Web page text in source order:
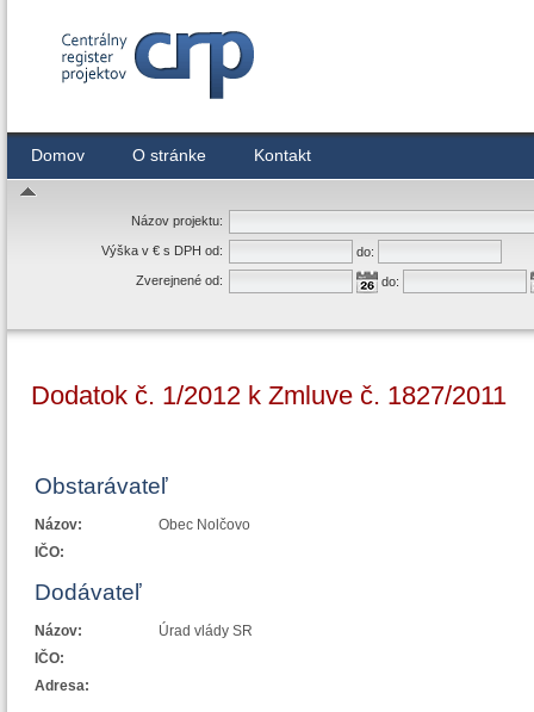
Domov O stránke Kontakt
Názov projektu:
Výška v € s DPH od:
do:
Zverejnené od:
do:
Dodatok č. 1/2012 k Zmluve č. 1827/2011
Obstarávateľ
Názov:
Obec Nolčovo
IČO:
Dodávateľ
Názov:
Úrad vlády SR
IČO:
Adresa: